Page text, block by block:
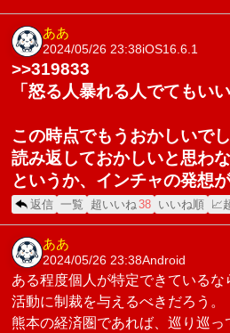
ああ
2024/05/26 23:38iOS16.6.1
>>319833
「怒る人暴れる人でてもい
この時点でもうおかしいで
読み返しておかしいと思わ
というか、インチャの発想
返信 一覧 超いいね38 いいね順 📈
ああ
2024/05/26 23:38Android
ある程度個人が特定できている
活動に制裁を与えるべきだろう。
熊本の経済圏であれば、巡り巡